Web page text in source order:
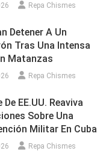
Repa Chismes
Detener A Un
Tras Una Intensa
Matanzas
Repa Chismes
EE.UU. Reaviva
Sobre Una
Militar En Cuba
Repa Chismes